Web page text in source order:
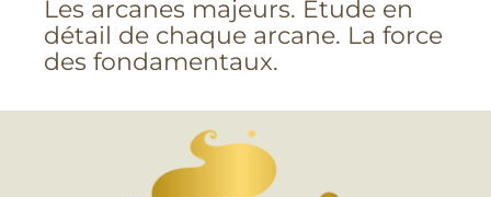
Les arcanes majeurs. Etude en
détail de chaque arcane. La force
des fondamentaux.